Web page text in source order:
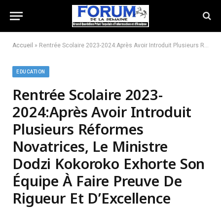
Accueil » Rentrée Scolaire 2023-2024:Après Avoir Introduit Plusieurs Réformes Novatrices, Le Ministre Dodzi Kokoroko Exhorte Son Équipe À Faire Preuve De Rigueur Et D’Excellence
EDUCATION
Rentrée Scolaire 2023-
2024:Après Avoir Introduit
Plusieurs Réformes
Novatrices, Le Ministre
Dodzi Kokoroko Exhorte Son
Équipe À Faire Preuve De
Rigueur Et D’Excellence